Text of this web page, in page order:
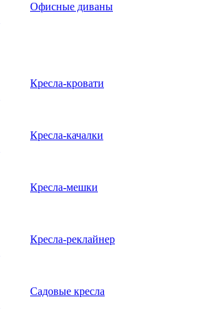
Офисные диваны
Кресла-кровати
Кресла-качалки
Кресла-мешки
Кресла-реклайнер
Садовые кресла